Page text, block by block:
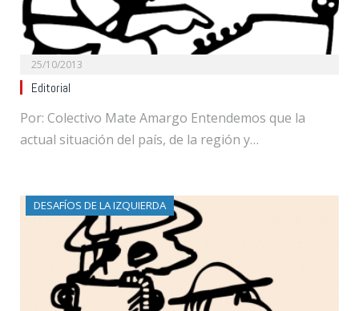
25/10/2013
Editorial
Por: Colectivo Mate Amargo Entendemos que la
actual situación del país, de la región y…
DESAFÍOS DE LA IZQUIERDA